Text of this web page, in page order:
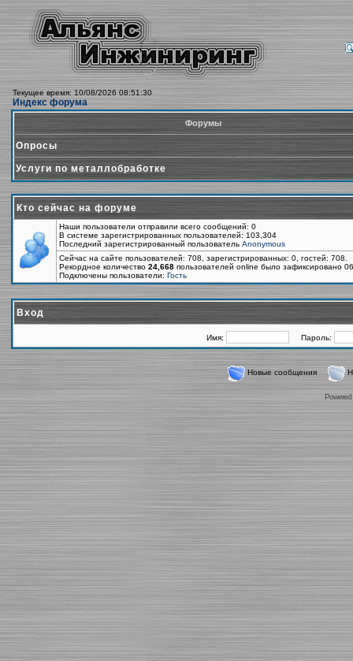
Текущее время: 10/08/2026 08:51:30
Индекс форума
Форумы
Опросы
Услуги по металлобработке
Кто сейчас на форуме
Наши пользователи отправили всего сообщений: 0
В системе зарегистрированных пользователей: 103,304
Последний зарегистрированный пользователь Anonymous
Сейчас на сайте пользователей: 708, зарегистрированных: 0, гостей:
Рекордное количество 24,668 пользователей online было зафиксировано
Подключены пользователи: Гость
Вход
Имя: Пароль:
Новые сообщения